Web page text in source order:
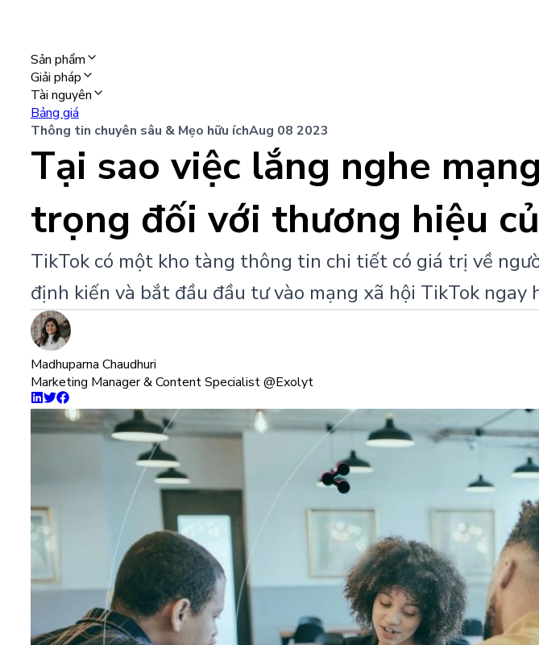
Sản phẩm
Giải pháp
Tài nguyên
Bảng giá
Thông tin chuyên sâu & Mẹo hữu íchAug 08 2023
Tại sao việc lắng nghe
trọng đối với thương hiệu
TikTok có một kho tàng thông tin chi tiết có giá trị về
định kiến và bắt đầu đầu tư vào mạng xã hội TikTok ngay
Madhuparna Chaudhuri
Marketing Manager & Content Specialist @Exolyt